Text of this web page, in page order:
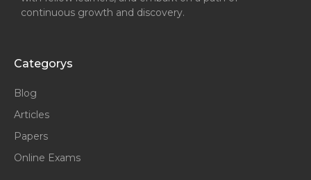
continuous growth and discovery.
Categorys
Blog
Articles
Papers
Online Exams